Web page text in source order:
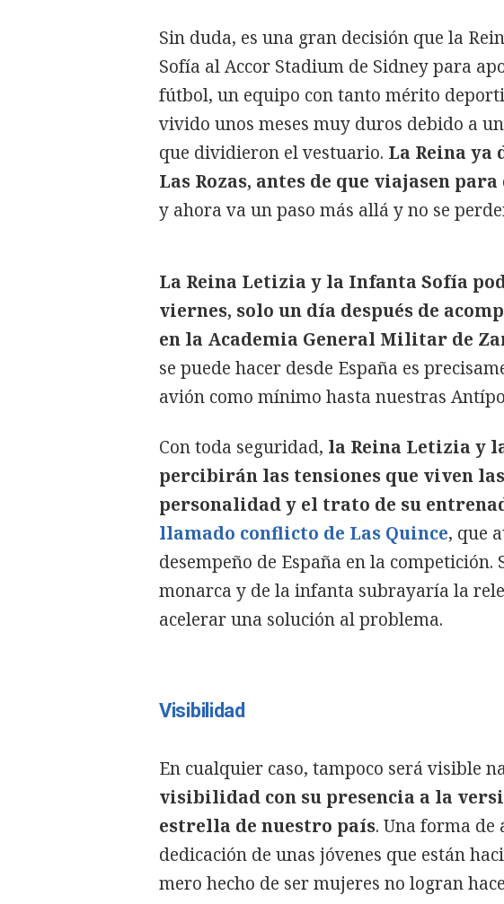
Sin duda, es una gran decisión que la
Sofía al Accor Stadium de Sidney para
fútbol, un equipo con tanto mérito
vivido unos meses muy duros debido a
que dividieron el vestuario. La Reina ya
Las Rozas, antes de que viajasen
y ahora va un paso más allá y no se
La Reina Letizia y la Infanta Sofía
viernes, solo un día después de
en la Academia General Militar de
se puede hacer desde España es
avión como mínimo hasta nuestras
Con toda seguridad, la Reina Letizia y
percibirán las tensiones que viven
personalidad y el trato de su
llamado conflicto de Las Quince, que
desempeño de España en la
monarca y de la infanta subrayaría la
acelerar una solución al problema.
Visibilidad
En cualquier caso, tampoco será visible
visibilidad con su presencia a la
estrella de nuestro país. Una forma de
dedicación de unas jóvenes que están
mero hecho de ser mujeres no logran